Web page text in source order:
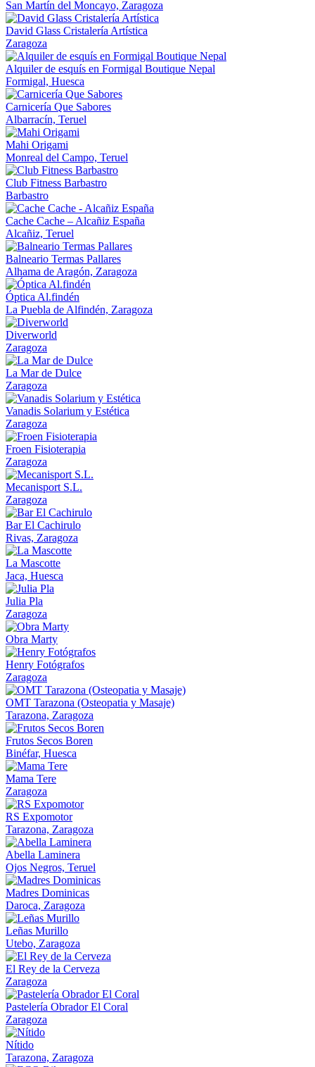
San Martín del Moncayo, Zaragoza
David Glass Cristalería Artística
Zaragoza
Alquiler de esquís en Formigal Boutique Nepal
Formigal, Huesca
Carnicería Que Sabores
Albarracín, Teruel
Mahi Origami
Monreal del Campo, Teruel
Club Fitness Barbastro
Barbastro
Cache Cache – Alcañiz España
Alcañiz, Teruel
Balneario Termas Pallares
Alhama de Aragón, Zaragoza
Óptica Al.findén
La Puebla de Alfindén, Zaragoza
Diverworld
Zaragoza
La Mar de Dulce
Zaragoza
Vanadis Solarium y Estética
Zaragoza
Froen Fisioterapia
Zaragoza
Mecanisport S.L.
Zaragoza
Bar El Cachirulo
Rivas, Zaragoza
La Mascotte
Jaca, Huesca
Julia Pla
Zaragoza
Obra Marty
Henry Fotógrafos
Zaragoza
OMT Tarazona (Osteopatia y Masaje)
Tarazona, Zaragoza
Frutos Secos Boren
Binéfar, Huesca
Mama Tere
Zaragoza
RS Expomotor
Tarazona, Zaragoza
Abella Laminera
Ojos Negros, Teruel
Madres Dominicas
Daroca, Zaragoza
Leñas Murillo
Utebo, Zaragoza
El Rey de la Cerveza
Zaragoza
Pastelería Obrador El Coral
Zaragoza
Nítido
Tarazona, Zaragoza